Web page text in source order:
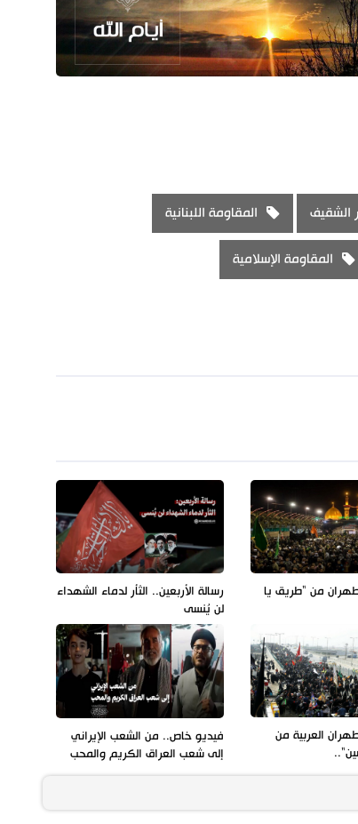
الشقيف المقاومة اللبنانية
المقاومة الإسلامية
من "طريق يا
رسالة الأربعين.. الثأر لدماء الشهداء
لن يُنسى
العربية من
فيديو خاص.. من الشعب الإيراني
إلى شعب العراق الكريم والمحب